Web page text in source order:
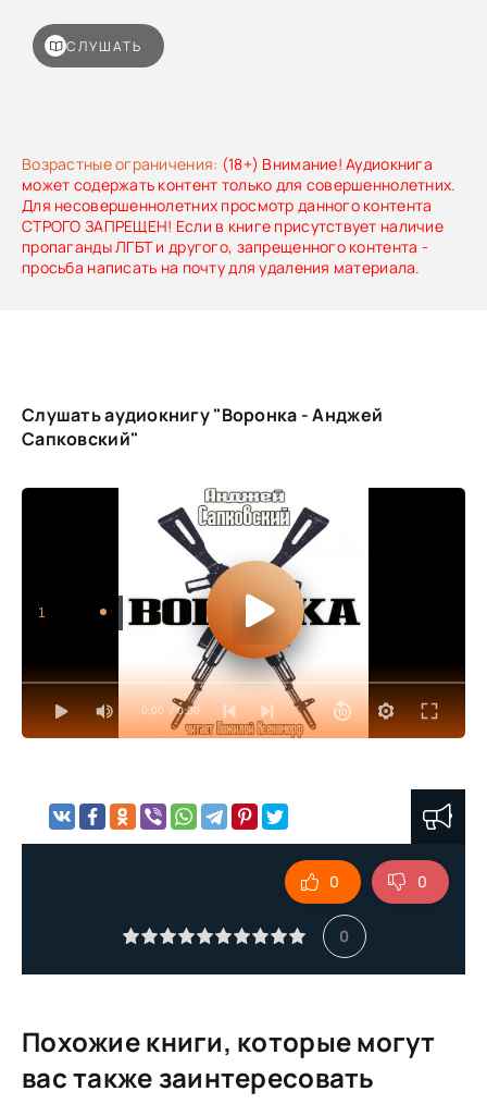
Возрастные ограничения: (18+) Внимание! Аудиокнига
может содержать контент только для совершеннолетних.
Для несовершеннолетних просмотр данного контента
СТРОГО ЗАПРЕЩЕН! Если в книге присутствует наличие
пропаганды ЛГБТ и другого, запрещенного контента -
просьба написать на почту для удаления материала.
СЛУШАТЬ
Слушать аудиокнигу "Воронка - Анджей
Сапковский"
0:00 / 0:00
1
0
0 0
Похожие книги, которые могут
вас также заинтересовать